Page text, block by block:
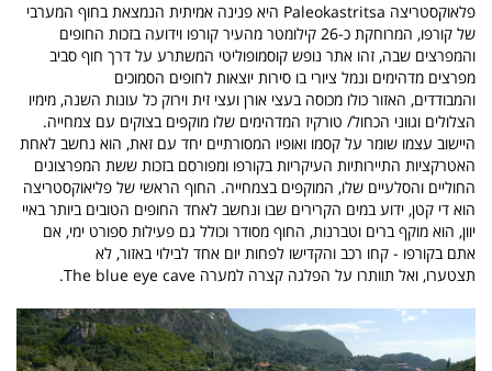
פלאוקסטריצה Paleokastritsa היא פנינה אמיתית הנמצאת בחוף המערבי
של קורפו, המרוחקת כ-26 קילומטר מהעיר קורפו וידועה בזכות החופים
והמפרצים שבה, זהו אתר נופש קוסמופוליטי המשתרע על דרך חוף סביב
מפרצים מדהימים ונמל ציורי בו סירות יוצאות לחופים הסמוכים
והמבודדים, האזור כולו מכוסה בעצי אורן ועצי זית וירוק כל עונות השנה, מימיו
הצלולים וגווני הכחול/ טורקיז המדהימים שלו מוקפים בצוקים עם צמחייה.
היישוב עצמו שומר על קסמו ואופיו המסורתיים יחד עם זאת, הוא נחשב לאחת
האטרקציות התיירותיות העיקריות בקורפו ומפורסם בזכות ששת המפרצונים
החוליים והסלעיים שלו, המוקפים בצמחייה. החוף הראשי של פליאוקסטריצה ​​
הוא די קטן, ידוע במים הקרירים שבו ונחשב לאחד החופים הטובים ביותר באיי
יוון, הוא מוקף ברים וטברנות, החוף מסודר וכולל גם פעילות ספורט ימי, אם
אתם בקורפו - קחו רכב והקדישו לפחות יום אחד לבילוי באזור, לא
תצטערו, ואל תוותרו על הפלגה קצרה למערה The blue eye cave.